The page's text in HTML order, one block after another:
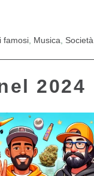
famosi, Musica, Società
2024